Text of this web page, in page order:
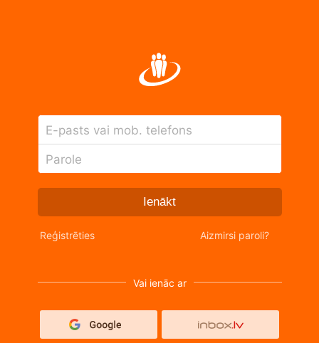
E-pasts vai mob. telefons
Parole
Ienākt
Reģistrēties Aizmirsi paroli?
Vai ienāc ar